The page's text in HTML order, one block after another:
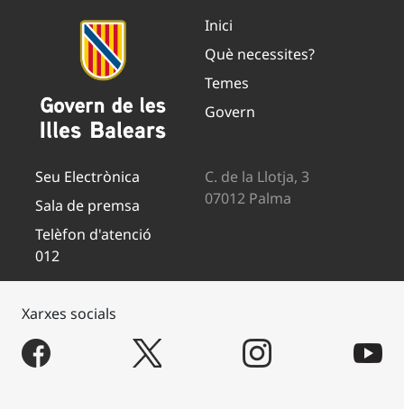
Inici
Què necessites?
Temes
Govern
Seu Electrònica
Sala de premsa
Telèfon d'atenció
012
C. de la Llotja, 3
07012 Palma
Xarxes socials